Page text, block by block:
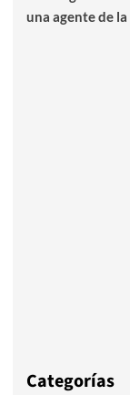
una agente de
Categorías